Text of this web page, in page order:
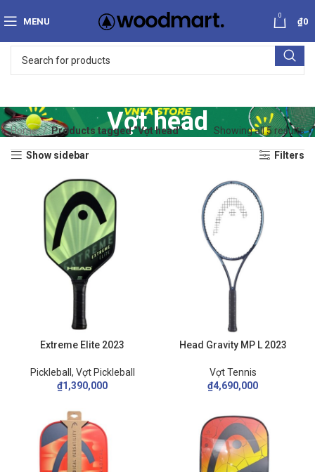
MENU
0
₫0
Vợt head
Home Products tagged “Vợt head” Showing all 5 results
Show sidebar Filters
Extreme Elite 2023
Pickleball , Vợt Pickleball
₫1,390,000
Head Gravity MP L 2023
Vợt Tennis
₫4,690,000